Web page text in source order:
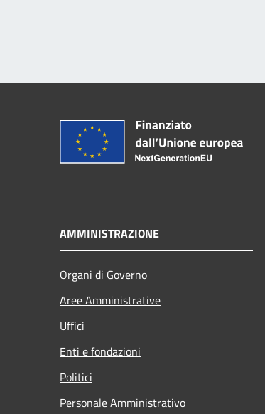
AMMINISTRAZIONE
Organi di Governo
Aree Amministrative
Uffici
Enti e fondazioni
Politici
Personale Amministrativo